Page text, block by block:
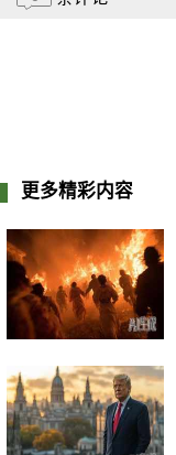
更多精彩内容